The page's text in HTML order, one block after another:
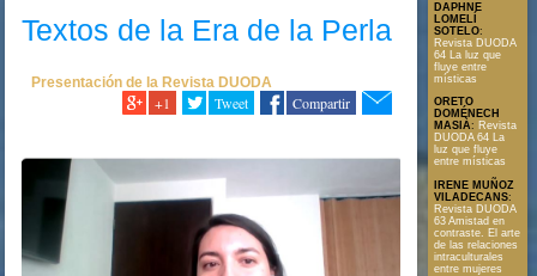
Textos de la Era de la Perla
Presentación de la Revista DUODA
+1 Tweet Compartir
DAPHNE
LOMELÍ
SOTELO:
Revista DUODA
64 La luz que
fluye entre
místicas
ORETO
DOMÉNECH
MASIÀ: Revista
DUODA 64 La
luz que fluye
entre místicas
IRENE MUÑOZ
VILADECANS:
Revista DUODA
63 Amistad en
contraste. El arte
de las relaciones
intraculturales
entre mujeres